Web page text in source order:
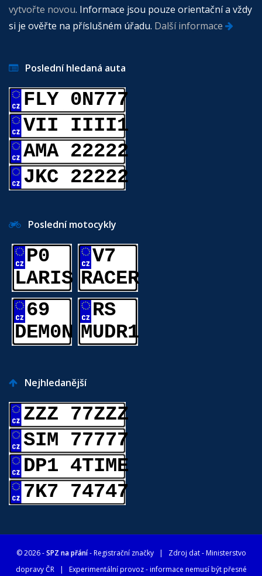
vytvořte novou. Informace jsou pouze orientační a vždy
si je ověřte na příslušném úřadu. Další informace
Poslední hledaná auta
FLY 0N777
VII IIII1
AMA 22222
JKC 22222
Poslední motocykly
P0
LARIS
V7
RACER
69
DEM0N
RS
MUDR1
Nejhledanější
ZZZ 77ZZZ
SIM 77777
DP1 4TIME
7K7 74747
© 2026 -SPZ na přání- Registrační značky| Zdroj dat -Ministerstvo
dopravy ČR| Experimentální provoz - informace nemusí být přesné